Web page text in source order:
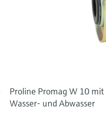
Proline Promag W 10
Wasser- und Abwasser